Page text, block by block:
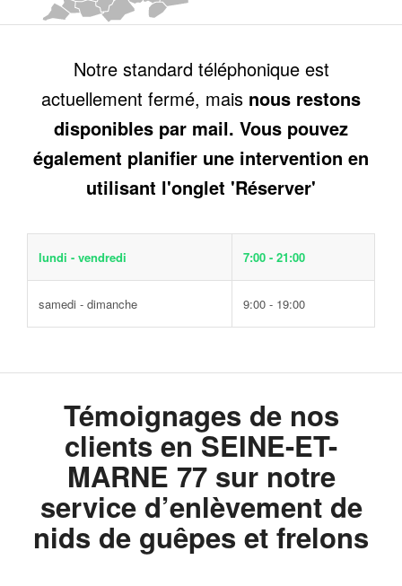
Notre standard téléphonique est
actuellement fermé, mais nous restons
disponibles par mail. Vous pouvez
également planifier une intervention en
utilisant l'onglet 'Réserver'
lundi - vendredi 7:00 - 21:00
samedi - dimanche 9:00 - 19:00
Témoignages de nos
clients en SEINE-ET-
MARNE 77 sur notre
service d’enlèvement de
nids de guêpes et frelons